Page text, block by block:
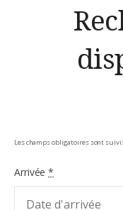
Les champs obligatoires sont
Arrivée*